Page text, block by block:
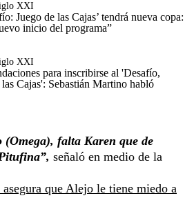
XXI
Juego de las Cajas’ tendrá nueva copa:
inicio del programa”
XXI
para inscribirse al 'Desafío,
las Cajas': Sebastián Martino habló
(Omega), falta Karen que de
señaló en medio de la
que Alejo le tiene miedo a